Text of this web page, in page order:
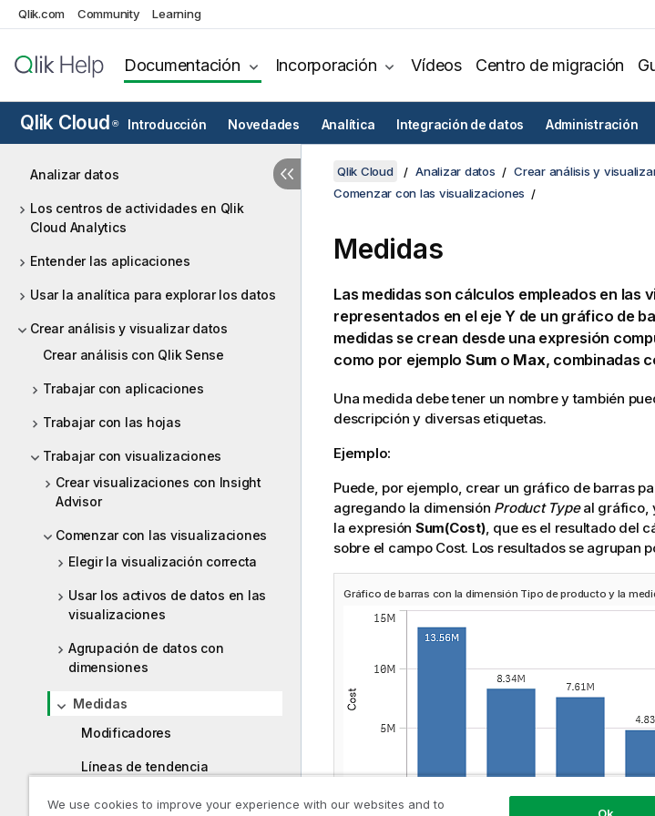
Qlik.com Community Learning
Documentación Incorporación Vídeos Centro de migración
Qlik Cloud ® Introducción Novedades Analítica Integración de datos Administración
Analizar datos
Los centros de actividades en Qlik
Cloud Analytics
Entender las aplicaciones
Usar la analítica para explorar los datos
Crear análisis y visualizar datos
Crear análisis con Qlik Sense
Trabajar con aplicaciones
Trabajar con las hojas
Trabajar con visualizaciones
Crear visualizaciones con Insight
Advisor
Comenzar con las visualizaciones
Elegir la visualización correcta
Usar los activos de datos en las
visualizaciones
Agrupación de datos con
dimensiones
Medidas
Modificadores
Líneas de tendencia
Utilizar expresiones en las
Qlik Cloud Analizar datos Crear análisis y
Comenzar con las visualizaciones
Medidas
Las medidas son cálculos empleados en las
representados en el eje Y de un gráfico de
medidas se crean desde una expresión
como por ejemplo Sum o Max, combinadas
Una medida debe tener un nombre y también
descripción y diversas etiquetas.
Ejemplo:
Puede, por ejemplo, crear un gráfico de barras
agregando la dimensión Product Typeal gráfico,
la expresión Sum(Cost), que es el resultado del
sobre el campo Cost. Los resultados se agrupan
Gráfico de barras con la dimensión Tipo de producto y la
We use cookies to improve your experience with our websites and to